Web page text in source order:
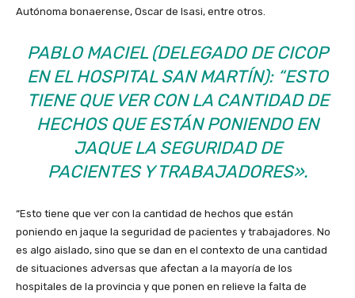
Autónoma bonaerense, Oscar de Isasi, entre otros.
PABLO MACIEL (DELEGADO DE CICOP
EN EL HOSPITAL SAN MARTÍN): “ESTO
TIENE QUE VER CON LA CANTIDAD DE
HECHOS QUE ESTÁN PONIENDO EN
JAQUE LA SEGURIDAD DE
PACIENTES Y TRABAJADORES».
“Esto tiene que ver con la cantidad de hechos que están
poniendo en jaque la seguridad de pacientes y trabajadores. No
es algo aislado, sino que se dan en el contexto de una cantidad
de situaciones adversas que afectan a la mayoría de los
hospitales de la provincia y que ponen en relieve la falta de